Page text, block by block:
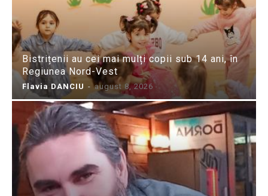
Bistrițenii au cei mai mulți copii sub 14 ani, în
Regiunea Nord-Vest
Flavia DANCIU - august 8, 2026